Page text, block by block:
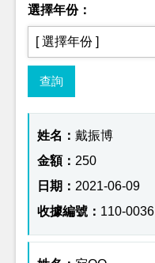
選擇年份
戴振博
250
2021-06-09
110-0036